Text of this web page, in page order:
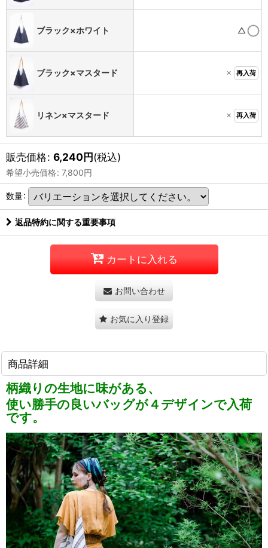
ブラック×ホワイト △
ブラック×マスタード × 再入荷
リネン×マスタード × 再入荷
販売価格: 6,240円(税込)
希望小売価格: 7,800円
数量:
返品特約に関する重要事項
カートに入れる
お問い合わせ
お気に入り登録
商品詳細
柄織りの生地に味がある、
使い勝手の良いバッグが４デザインで入荷
です。